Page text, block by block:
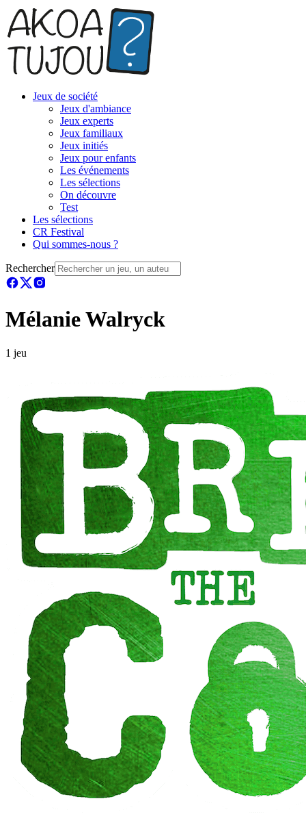
Jeux de société
Jeux d'ambiance
Jeux experts
Jeux familiaux
Jeux initiés
Jeux pour enfants
Les événements
Les sélections
On découvre
Test
Les sélections
CR Festival
Qui sommes-nous ?
Rechercher
Mélanie Walryck
1 jeu